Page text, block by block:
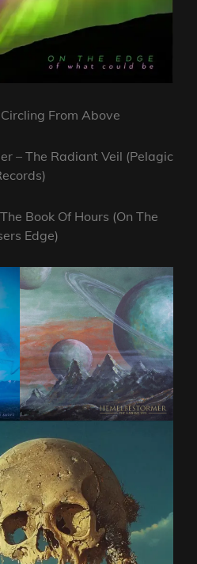
From Above
– The Radiant Veil (Pelagic
Book Of Hours (On The
Edge)